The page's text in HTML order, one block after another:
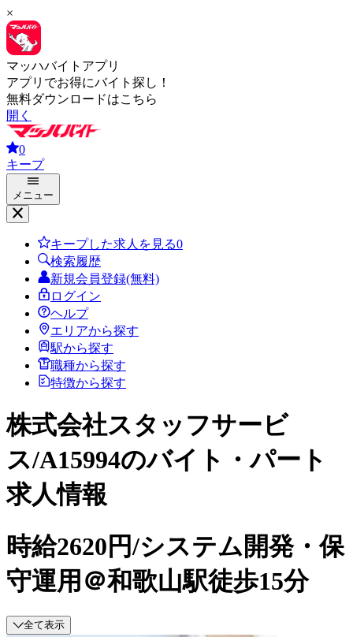
×
マッハバイトアプリ
アプリでお得にバイト探し！
無料ダウンロードはこちら
開く
0
キープ
メニュー
キープした求人を見る0
検索履歴
新規会員登録(無料)
ログイン
ヘルプ
エリアから探す
駅から探す
職種から探す
特徴から探す
株式会社スタッフサービ
ス/A15994のバイト・パート
求人情報
時給2620円/システム開発・保
守運用＠和歌山駅徒歩15分
全て表示